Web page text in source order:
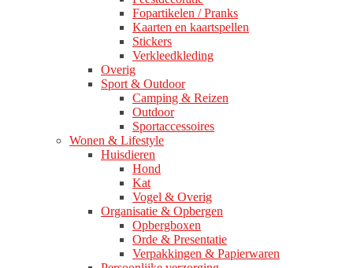
Fopartikelen / Pranks
Kaarten en kaartspellen
Stickers
Verkleedkleding
Overig
Sport & Outdoor
Camping & Reizen
Outdoor
Sportaccessoires
Wonen & Lifestyle
Huisdieren
Hond
Kat
Vogel & Overig
Organisatie & Opbergen
Opbergboxen
Orde & Presentatie
Verpakkingen & Papierwaren